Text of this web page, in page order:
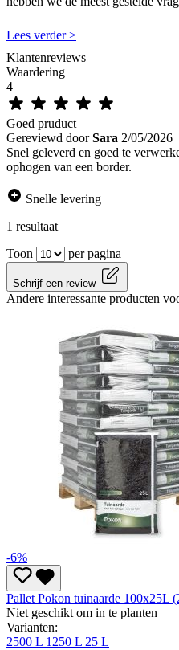
Lees verder >
Klantenreviews
Waardering
4
Goed pruduct
Gereviewd door Sara 2/05/2026
Snel geleverd en goed te
ophogen van een border.
Snelle levering
1 resultaat
Toon
per pagina
Schrijf een review
Andere interessante producten
-6%
Pallet Pokon tuinaarde 100x25L
Niet geschikt om in te planten
Varianten:
2500 L 1250 L 25 L